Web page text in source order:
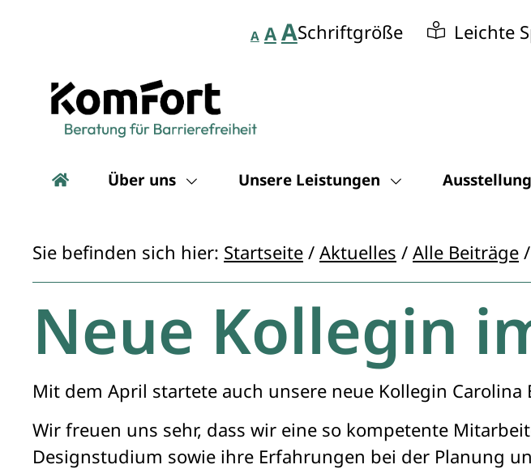
A A ASchriftgröße Leichte
Über uns Unsere Leistungen Ausstellung
Sie befinden sich hier: Startseite / Aktuelles / Alle Beiträge /
Neue Kollegin
Mit dem April startete auch unsere neue Kollegin Carolina
Wir freuen uns sehr, dass wir eine so kompetente
Designstudium sowie ihre Erfahrungen bei der Planung